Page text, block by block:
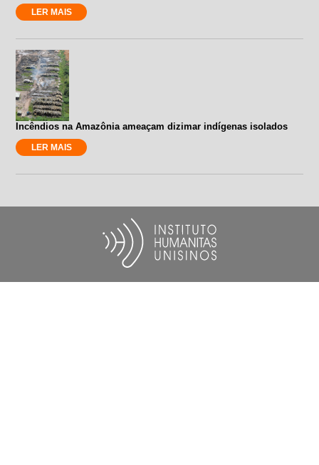
LER MAIS
Incêndios na Amazônia ameaçam dizimar indígenas isolados
LER MAIS